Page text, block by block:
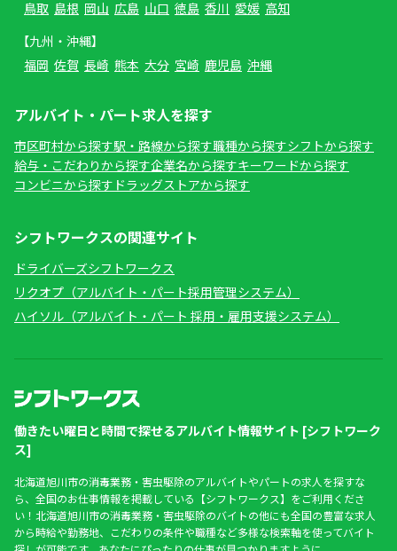
鳥取 島根 岡山 広島 山口 徳島 香川 愛媛 高知
【九州・沖縄】
福岡 佐賀 長崎 熊本 大分 宮崎 鹿児島 沖縄
アルバイト・パート求人を探す
市区町村から探す駅・路線から探す職種から探すシフトから探す
給与・こだわりから探す企業名から探すキーワードから探す
コンビニから探す ドラッグストアから探す
シフトワークスの関連サイト
ドライバーズシフトワークス
リクオプ（アルバイト・パート採用管理システム）
ハイソル（アルバイト・パート 採用・雇用支援システム）
働きたい曜日と時間で探せるアルバイト情報サイト [シフトワーク
ス]
北海道旭川市の消毒業務・害虫駆除のアルバイトやパートの求人を探すな
ら、全国のお仕事情報を掲載している【シフトワークス】をご利用くださ
い！北海道旭川市の消毒業務・害虫駆除のバイトの他にも全国の豊富な求人
から時給や勤務地、こだわりの条件や職種など多様な検索軸を使ってバイト